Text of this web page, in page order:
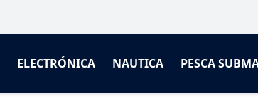
ELECTRÓNICA NAUTICA PESCA